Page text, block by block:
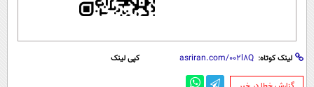
لینک کوتاه: کپی لینک